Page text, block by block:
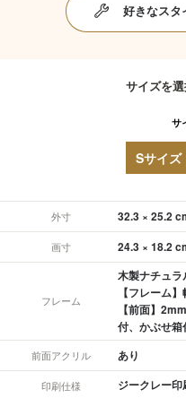
好きなスタ
サイズを
サ
Sサイズ
外寸 32.3 × 25.2
画寸 24.3 × 18.2
フレーム
木製ナチュ
【フレーム
【前面】
付、かぶせ箱
前面アクリル あり
印刷仕様 ジークレー印